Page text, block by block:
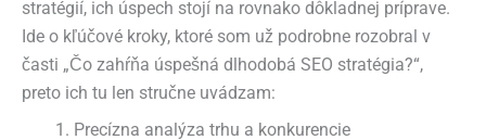
stratégií, ich úspech stojí na rovnako dôkladnej príprave.
Ide o kľúčové kroky, ktoré som už podrobne rozobral v
časti „Čo zahŕňa úspešná dlhodobá SEO stratégia?“,
preto ich tu len stručne uvádzam:
Precízna analýza trhu a konkurencie